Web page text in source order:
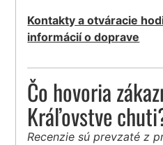
Kontakty a otváracie
informácií o doprave
Čo hovoria
Kráľovstve
Recenzie sú prevzaté z